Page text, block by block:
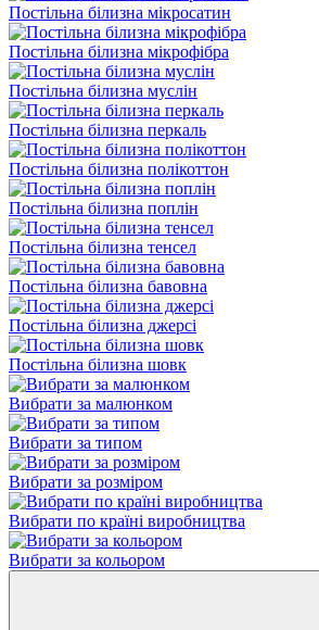
Постільна білизна мікросатин
Постільна білизна мікрофібра
Постільна білизна муслін
Постільна білизна перкаль
Постільна білизна полікоттон
Постільна білизна поплін
Постільна білизна тенсел
Постільна білизна бавовна
Постільна білизна джерсі
Постільна білизна шовк
Вибрати за малюнком
Вибрати за типом
Вибрати за розміром
Вибрати по країні виробництва
Вибрати за кольором